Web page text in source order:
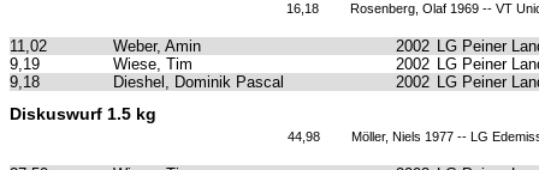
16,18 Rosenberg, Olaf 1969 -- VT
11,02 Weber, Amin 2002 LG Peiner
9,19
Wiese, Tim 2002 LG Peiner
9,18
Dieshel, Dominik Pascal 2002 LG Peiner
Diskuswurf 1.5 kg
44,98 Möller, Niels 1977 -- LG